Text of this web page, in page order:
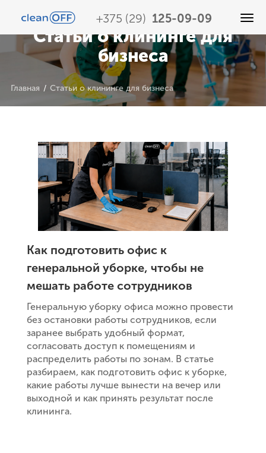
Услуги
О нас
Контакты
+375 (29) 125-09-09
Статьи о клининге для
бизнеса
Главная / Статьи о клининге для бизнеса
Как подготовить офис к
генеральной уборке, чтобы не
мешать работе сотрудников
Генеральную уборку офиса можно провести
без остановки работы сотрудников, если
заранее выбрать удобный формат,
согласовать доступ к помещениям и
распределить работы по зонам. В статье
разбираем, как подготовить офис к уборке,
какие работы лучше вынести на вечер или
выходной и как принять результат после
клининга.